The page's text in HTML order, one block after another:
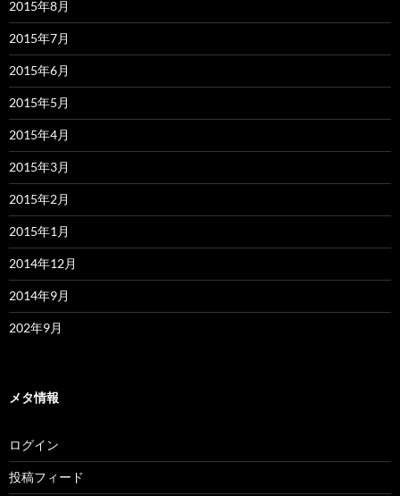
2015年8月
2015年7月
2015年6月
2015年5月
2015年4月
2015年3月
2015年2月
2015年1月
2014年12月
2014年9月
202年9月
メタ情報
ログイン
投稿フィード